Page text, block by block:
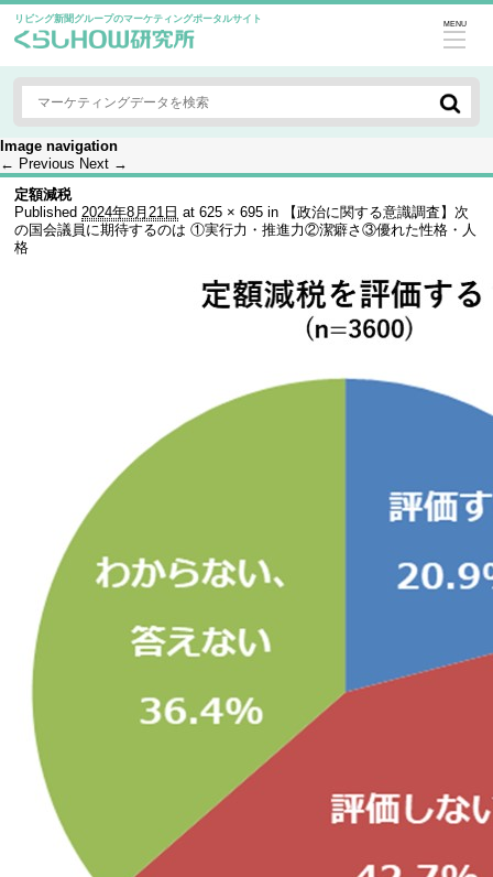
リビング新聞グループのマーケティングポータルサイト MENU
Image navigation
← Previous Next →
定額減税
Published2024年8月21日 at625 × 695 in
【政治に関する意識調査】次
の国会議員に期待するのは ①実行力・推進力②潔癖さ③優れた性格・人
格